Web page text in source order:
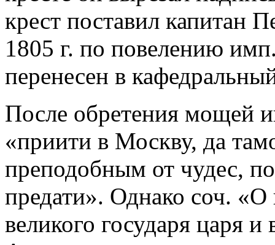
крест поставил капитан
1805 г. по повелению
перенесен в
После обретения мощей
«приити в Москву, да
преподобным от чудес,
предати». Однако соч.
великого государя царя и